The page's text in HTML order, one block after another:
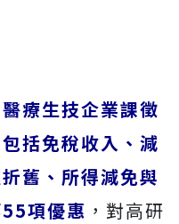
療生技企業課徵
括免稅收入、減
舊、所得減免與
項優惠 ，對高研